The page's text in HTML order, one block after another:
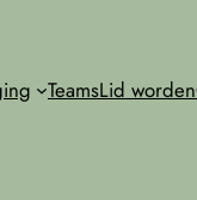
TeamsLid worden